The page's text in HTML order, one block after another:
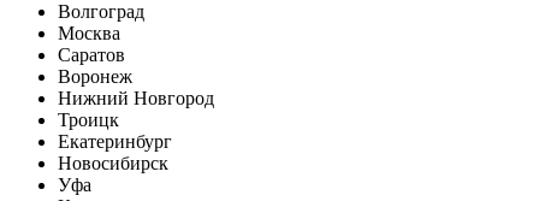
Волгоград
Москва
Саратов
Воронеж
Нижний Новгород
Троицк
Екатеринбург
Новосибирск
Уфа